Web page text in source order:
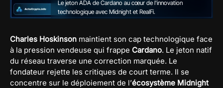
Le jeton ADA de Cardano au cœur de l'innovation
technologique avec Midnight et RealFi.
Charles Hoskinson maintient son cap technologique face
à la pression vendeuse qui frappe Cardano. Le jeton natif
du réseau traverse une correction marquée. Le
fondateur rejette les critiques de court terme. Il se
concentre sur le déploiement de l’écosystème Midnight